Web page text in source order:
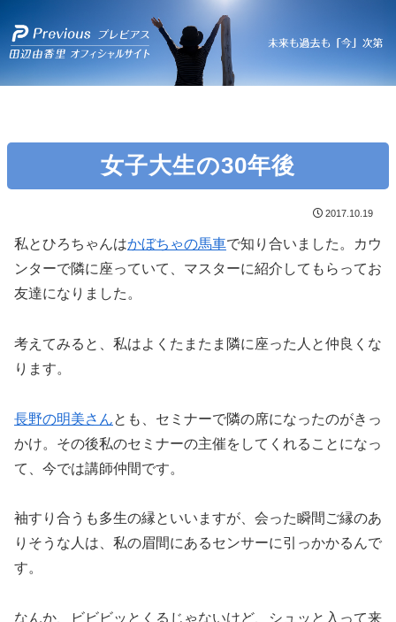
女子大生の30年後
2017.10.19
私とひろちゃんはかぼちゃの馬車で知り合いました。カウ
ンターで隣に座っていて、マスターに紹介してもらってお
友達になりました。
考えてみると、私はよくたまたま隣に座った人と仲良くな
ります。
長野の明美さんとも、セミナーで隣の席になったのがきっ
かけ。その後私のセミナーの主催をしてくれることになっ
て、今では講師仲間です。
袖すり合うも多生の縁といいますが、会った瞬間ご縁のあ
りそうな人は、私の眉間にあるセンサーに引っかかるんで
す。
なんか、ビビビッとくるじゃないけど、シュッと入って来